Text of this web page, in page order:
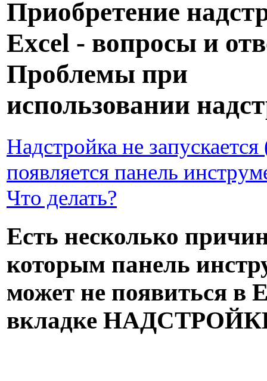
Приобретение
Excel - вопросы и
Проблемы при
использовании
Надстройка не запускается
появляется панель
Что делать?
Есть несколько
которым панель
может не появиться в
вкладке